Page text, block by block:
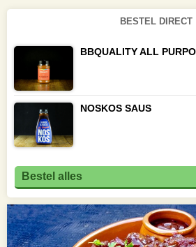
BESTEL DIRECT
BBQUALITY ALL
NOSKOS SAUS
Bestel alles